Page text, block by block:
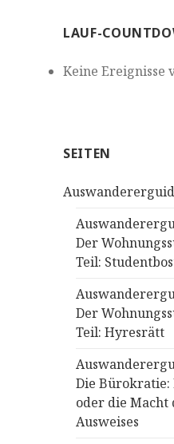
LAUF-
Keine Ereignisse
SEITEN
Der
Teil:
Der
Teil: Hyresrätt
Die
oder die Macht
Ausweises